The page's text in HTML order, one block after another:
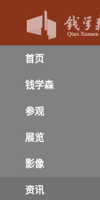
首页
钱学森
参观
展览
影像
资讯